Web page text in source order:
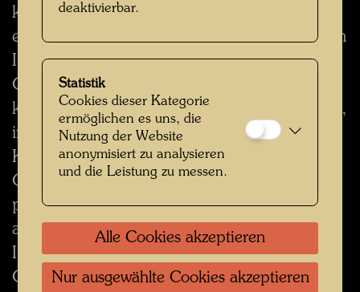
keine weiteren Informationen mehr
erhalten möchten. Wenn Sie keine weiteren
Informationen von der Hundertwasser
Gemeinnützigen Privatstiftung wünschen,
können Sie den Service jederzeit stornieren,
in dem Sie eine E-Mail über die
Kontaktseite senden. Die Hundertwasser
Gemeinnützige Privatstiftung wird keine
persönlichen Daten an Dritte weitergeben,
außer wenn Sie der Weitergabe zustimmen.
In Ausnahmefällen wird Die Hundertwasser
Gemeinnützige Privatstiftung Dritte
deaktivierbar.
Statistik
Cookies dieser Kategorie
ermöglichen es uns, die
Nutzung der Website
anonymisiert zu analysieren
und die Leistung zu messen.
Alle Cookies akzeptieren
Nur ausgewählte Cookies akzeptieren